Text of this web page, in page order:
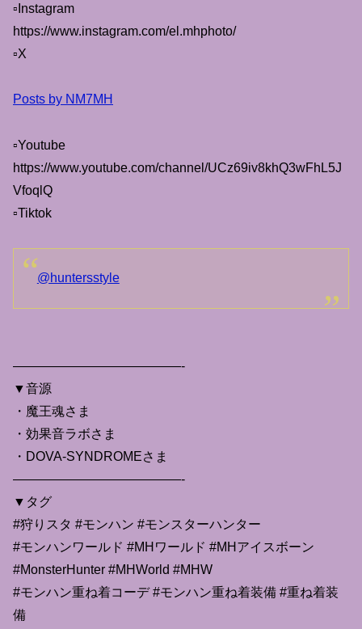
▫Instagram
https://www.instagram.com/el.mhphoto/
▫X
Posts by NM7MH
▫Youtube
https://www.youtube.com/channel/UCz69iv8khQ3wFhL5J
VfoqlQ
▫Tiktok
@huntersstyle
—————————————-
▼音源
・魔王魂さま
・効果音ラボさま
・DOVA-SYNDROMEさま
—————————————-
▼タグ
#狩りスタ #モンハン #モンスターハンター
#モンハンワールド #MHワールド #MHアイスボーン
#MonsterHunter #MHWorld #MHW
#モンハン重ね着コーデ #モンハン重ね着装備 #重ね着装
備